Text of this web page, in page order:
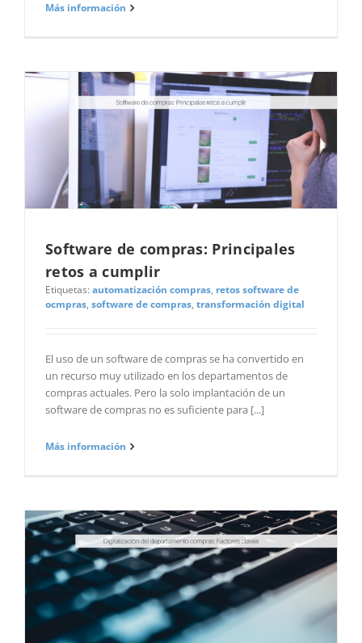
Más información
Software de compras: Principales
retos a cumplir
Etiquetas: automatización compras, retos software de
ocmpras, software de compras, transformación digital
El uso de un software de compras se ha convertido en
un recurso muy utilizado en los departamentos de
compras actuales. Pero la solo implantación de un
software de compras no es suficiente para [...]
Más información